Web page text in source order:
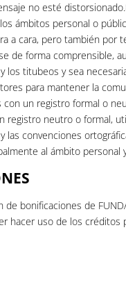
no esté
ámbitos personal o
a cara, pero también por
de forma comprensible,
los titubeos y sea
para mantener la
un registro formal o
registro neutro o formal,
las convenciones
al ámbito personal
bonificaciones de
hacer uso de los créditos